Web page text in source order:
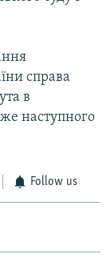
справа
в
наступного
Follow us